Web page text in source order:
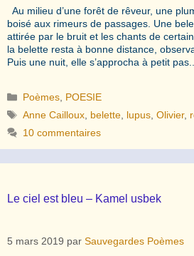
Au milieu d’une forêt de rêveur, une
boisé aux rimeurs de passages. Une
attirée par le bruit et les chants de
la belette resta à bonne distance,
Puis une nuit, elle s’approcha à petit
Catégories
Poèmes POESIE
Étiquettes
Anne Cailloux belette lupus ,Olivier,
10 commentaires
Le ciel est bleu – Kamel usbek
5 mars 2019 par Sauvegardes Poèmes